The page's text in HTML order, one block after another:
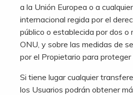
a la Unión Europea o a
internacional regida por el
público o establecida por dos o
ONU, y sobre las medidas de
por el Propietario para proteger
Si tiene lugar cualquier
los Usuarios podrán obtener